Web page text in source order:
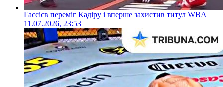
Гассієв переміг Кадіру і вперше захистив титул WBA
11.07.2026, 23:53